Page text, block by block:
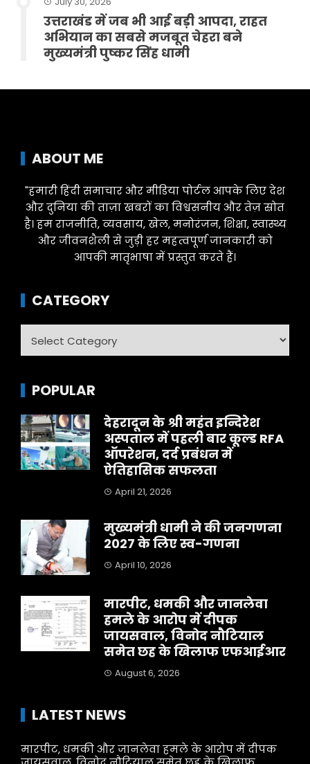
उत्तराखंड में जब भी आई बड़ी आपदा, राहत
अभियान का सबसे मजबूत चेहरा बने
मुख्यमंत्री पुष्कर सिंह धामी
ABOUT ME
"हमारी हिंदी समाचार और मीडिया पोर्टल आपके लिए देश
और दुनिया की ताज़ा खबरों का विश्वसनीय और तेज़ स्रोत
है। हम राजनीति, व्यवसाय, खेल, मनोरंजन, शिक्षा, स्वास्थ्य
और जीवनशैली से जुड़ी हर महत्वपूर्ण जानकारी को
आपकी मातृभाषा में प्रस्तुत करते हैं।
CATEGORY
POPULAR
देहरादून के श्री महंत इन्दिरेश
अस्पताल में पहली बार कूल्ड RFA
ऑपरेशन, दर्द प्रबंधन में
ऐतिहासिक सफलता
April 21, 2026
मुख्यमंत्री धामी ने की जनगणना
2027 के लिए स्व-गणना
April 10, 2026
मारपीट, धमकी और जानलेवा
हमले के आरोप में दीपक
जायसवाल, विनोद नौटियाल
समेत छह के खिलाफ एफआईआर
August 6, 2026
LATEST NEWS
मारपीट, धमकी और जानलेवा हमले के आरोप में दीपक